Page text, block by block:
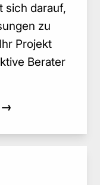
sich darauf,
zu
Projekt
Berater
→